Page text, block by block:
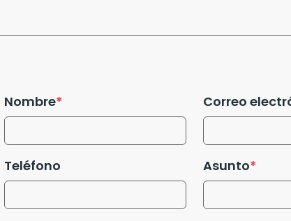
Nombre Correo
Teléfono Asunto